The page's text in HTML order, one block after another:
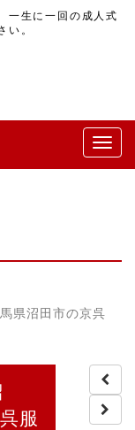
一生に一回の成人式
い。
メ
ニ
県沼田市の京呉
服